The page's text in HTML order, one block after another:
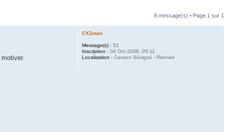
8 message(s) • Page 1 sur 1
CXZman
Message(s) : 52
Inscription : 04 Oct 2006, 05:11
Localisation : Cesson Sévigné - Rennes